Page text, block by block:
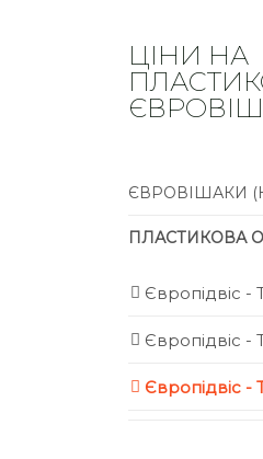
ЦІНИ НА
ЄВРОВІШАКИ
ПЛАСТИКОВА
Європідвіс -
Європідвіс -
Європідвіс -